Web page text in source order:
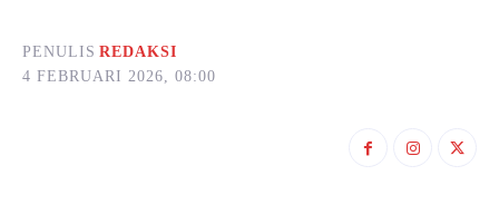
PENULIS REDAKSI
4 FEBRUARI 2026, 08:00